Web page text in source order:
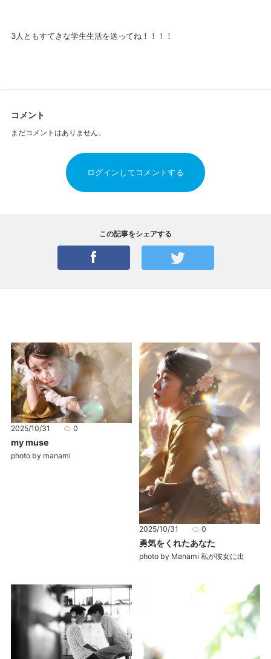
3人ともすてきな学生生活を送ってね！！！！
コメント
まだコメントはありません。
ログインしてコメントする
この記事をシェアする
2025/10/31 0
my muse
photo by manami
2025/10/31 0
勇気をくれたあなた
photo by Manami 私が彼女に出